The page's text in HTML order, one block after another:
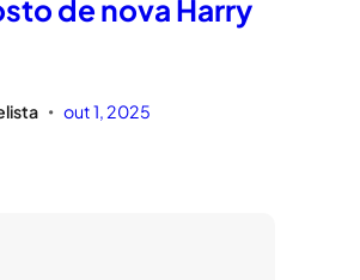
de nova Harry
• out 1, 2025